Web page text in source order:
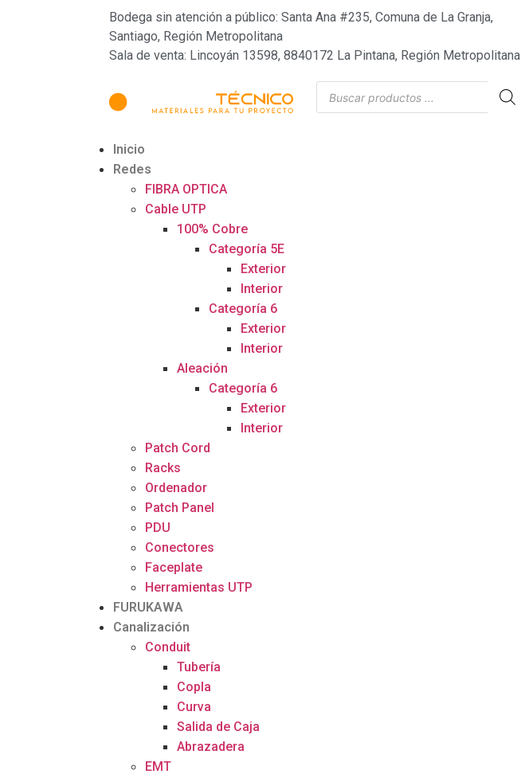
Bodega sin atención a público: Santa Ana #235, Comuna de La Granja,
Santiago, Región Metropolitana
Sala de venta: Lincoyán 13598, 8840172 La Pintana, Región Metropolitana
Inicio
Redes
FIBRA OPTICA
Cable UTP
100% Cobre
Categoría 5E
Exterior
Interior
Categoría 6
Exterior
Interior
Aleación
Categoría 6
Exterior
Interior
Patch Cord
Racks
Ordenador
Patch Panel
PDU
Conectores
Faceplate
Herramientas UTP
FURUKAWA
Canalización
Conduit
Tubería
Copla
Curva
Salida de Caja
Abrazadera
EMT